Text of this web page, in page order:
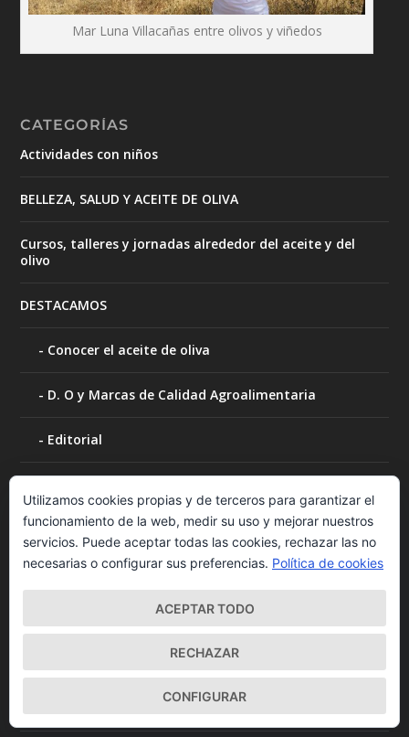
Mar Luna Villacañas entre olivos y viñedos
CATEGORÍAS
Actividades con niños
BELLEZA, SALUD Y ACEITE DE OLIVA
Cursos, talleres y jornadas alrededor del aceite y del
olivo
DESTACAMOS
Conocer el aceite de oliva
D. O y Marcas de Calidad Agroalimentaria
Editorial
Enoturismo
Arqueología del vino
Utilizamos cookies propias y de terceros para garantizar el
funcionamiento de la web, medir su uso y mejorar nuestros
servicios. Puede aceptar todas las cookies, rechazar las no
necesarias o configurar sus preferencias. Política de cookies
ACEPTAR TODO
RECHAZAR
CONFIGURAR